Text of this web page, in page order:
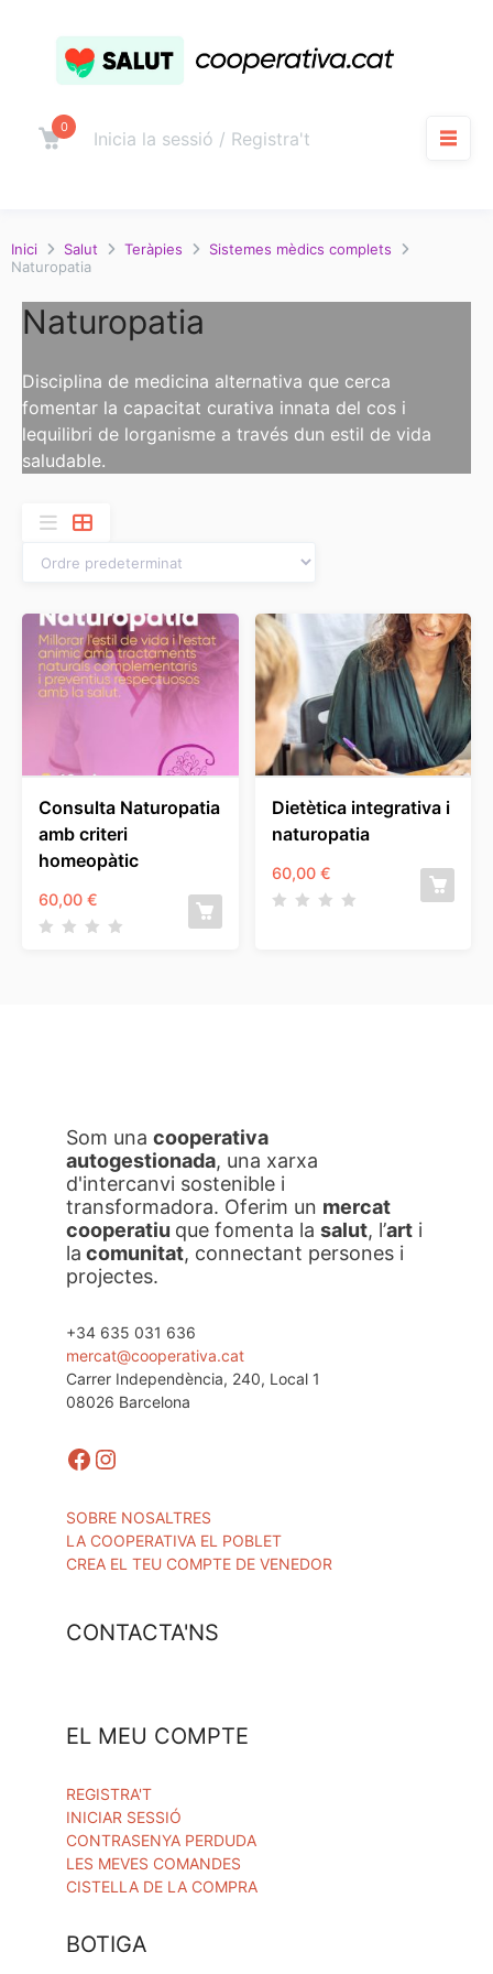
contingut
Carro
0
Inicia la sessió / Registra't
Inici Salut Teràpies
Sistemes mèdics complets
Naturopatia
Naturopatia
Disciplina de medicina alternativa que cerca
fomentar la capacitat curativa innata del cos i
lequilibri de lorganisme a través dun estil de vida
saludable.
Consulta Naturopatia
amb criteri
homeopàtic
60,00 €
Dietètica integrativa i
naturopatia
60,00 €
Som una cooperativa
autogestionada, una xarxa
d'intercanvi sostenible i
transformadora. Oferim un mercat
cooperatiu que fomenta la salut, l’art i
la comunitat, connectant persones i
projectes.
+34 635 031 636
mercat@cooperativa.cat
Carrer Independència, 240, Local 1
08026 Barcelona
Facebook
Instagram
SOBRE NOSALTRES
LA COOPERATIVA EL POBLET
CREA EL TEU COMPTE DE VENEDOR
CONTACTA'NS
EL MEU COMPTE
REGISTRA'T
INICIAR SESSIÓ
CONTRASENYA PERDUDA
LES MEVES COMANDES
CISTELLA DE LA COMPRA
BOTIGA